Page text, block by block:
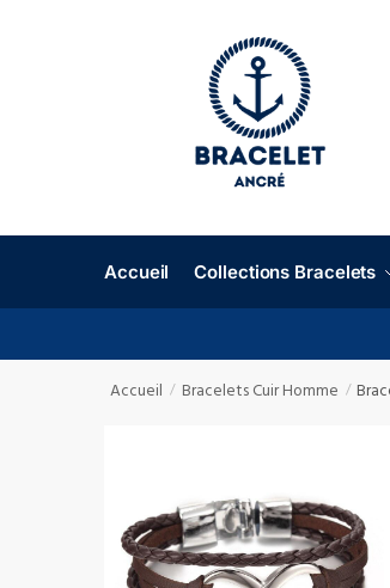
Accueil Collections Bracelets
Accueil / Bracelets Cuir Homme /